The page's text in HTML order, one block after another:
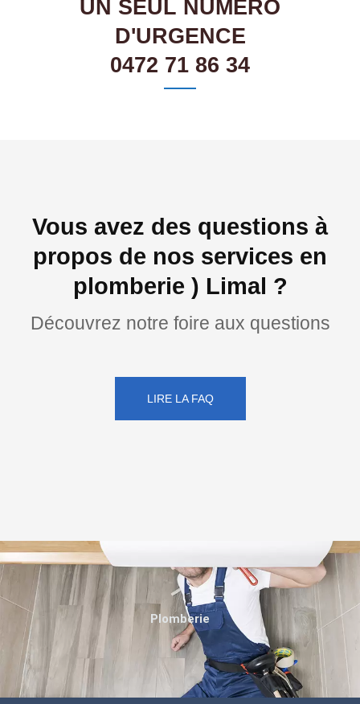
UN SEUL NUMÉRO
D'URGENCE
0472 71 86 34
Vous avez des questions à
propos de nos services en
plomberie ) Limal ?
Découvrez notre foire aux questions
LIRE LA FAQ
Plomberie